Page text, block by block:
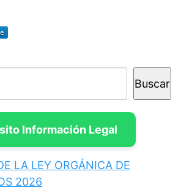
Buscar
Información Legal
LA LEY ORGÁNICA DE
2026